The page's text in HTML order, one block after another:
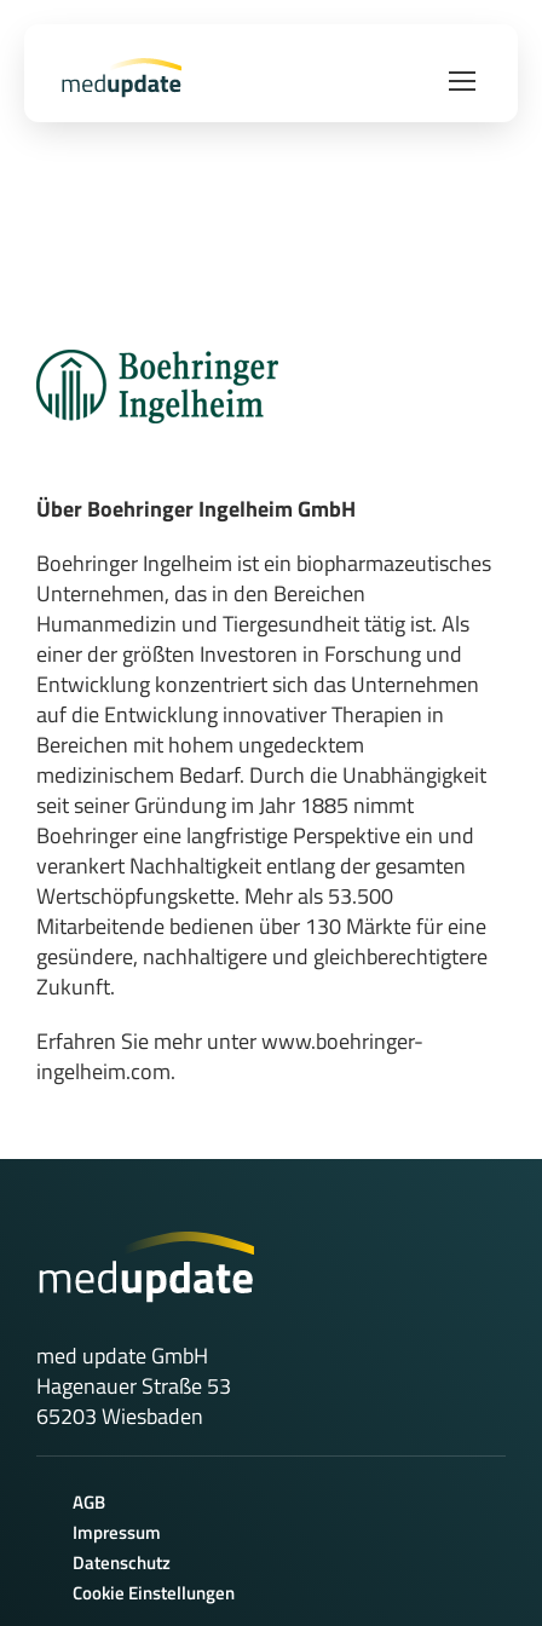
Über Boehringer Ingelheim GmbH
Boehringer Ingelheim ist ein biopharmazeutisches
Unternehmen, das in den Bereichen
Humanmedizin und Tiergesundheit tätig ist. Als
einer der größten Investoren in Forschung und
Entwicklung konzentriert sich das Unternehmen
auf die Entwicklung innovativer Therapien in
Bereichen mit hohem ungedecktem
medizinischem Bedarf. Durch die Unabhängigkeit
seit seiner Gründung im Jahr 1885 nimmt
Boehringer eine langfristige Perspektive ein und
verankert Nachhaltigkeit entlang der gesamten
Wertschöpfungskette. Mehr als 53.500
Mitarbeitende bedienen über 130 Märkte für eine
gesündere, nachhaltigere und gleichberechtigtere
Zukunft.
Erfahren Sie mehr unterwww.boehringer-
ingelheim.com.
med update GmbH
Hagenauer Straße 53
65203 Wiesbaden
AGB
Impressum
Datenschutz
Cookie Einstellungen